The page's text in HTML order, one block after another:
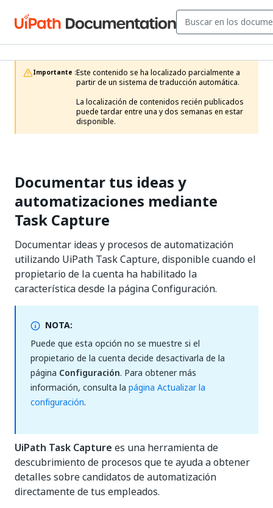
Importante :Este contenido se ha localizado parcialmente a
partir de un sistema de traducción automática.
La localización de contenidos recién publicados
puede tardar entre una y dos semanas en estar
disponible.
Documentar tus ideas y
automatizaciones mediante
Task Capture
Documentar ideas y procesos de automatización
utilizando UiPath Task Capture, disponible cuando el
propietario de la cuenta ha habilitado la
característica desde la página Configuración.
NOTA:
Puede que esta opción no se muestre si el
propietario de la cuenta decide desactivarla de la
página Configuración. Para obtener más
información, consulta la página Actualizar la
configuración.
UiPath Task Capture es una herramienta de
descubrimiento de procesos que te ayuda a obtener
detalles sobre candidatos de automatización
directamente de tus empleados.